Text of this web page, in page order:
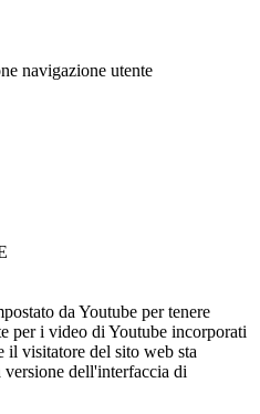
navigazione utente
da Youtube per tenere
per i video di Youtube incorporati
il visitatore del sito web sta
dell'interfaccia di